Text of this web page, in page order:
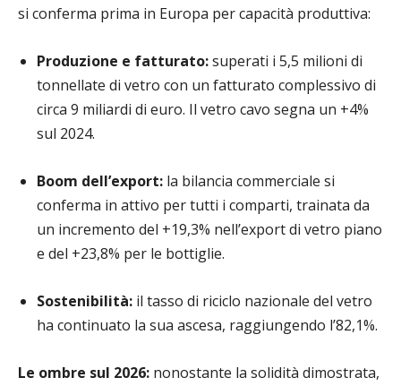
si conferma prima in Europa per capacità produttiva:
Produzione e fatturato:superati i 5,5 milioni di
tonnellate di vetro con un fatturato complessivo di
circa 9 miliardi di euro. Il vetro cavo segna un +4%
sul 2024.
Boom dell’export: la bilancia commerciale si
conferma in attivo per tutti i comparti, trainata da
un incremento del +19,3% nell’export di vetro piano
e del +23,8% per le bottiglie.
Sostenibilità: il tasso di riciclo nazionale del vetro
ha continuato la sua ascesa, raggiungendo l’82,1%.
Le ombre sul 2026: nonostante la solidità dimostrata,